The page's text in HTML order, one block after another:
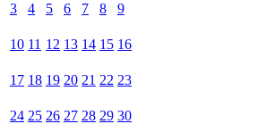
3 4 5 6 7 8 9
10 11 12 13 14 15 16
17 18 19 20 21 22 23
24 25 26 27 28 29 30